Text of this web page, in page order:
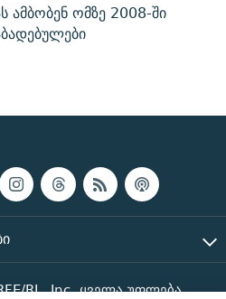
ამბობენ ომზე 2008-ში
RL, Inc. ყველა უფლება